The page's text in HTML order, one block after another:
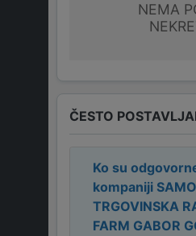
NEMA
ČESTO
Ko su
kompaniji
TRGOVINSKA
FARM GABOR